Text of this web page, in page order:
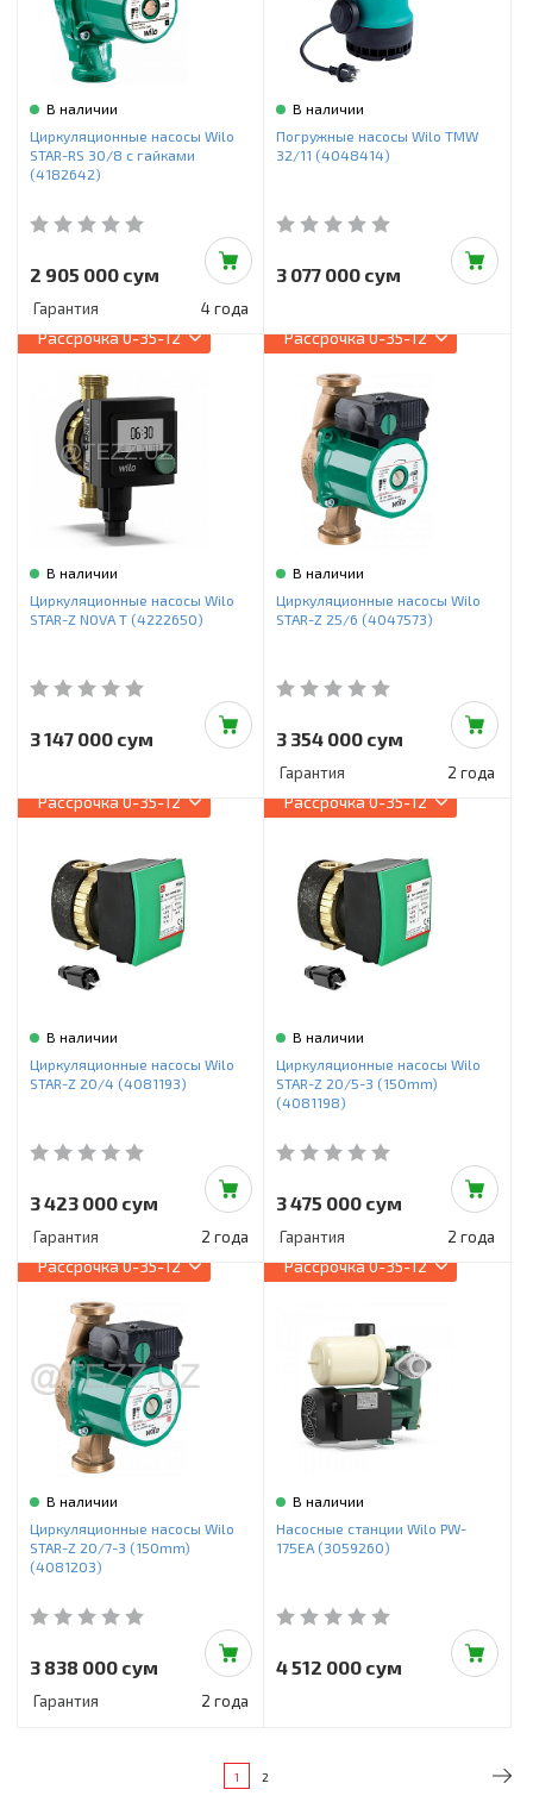
В наличии
Циркуляционные насосы Wilo
STAR-RS 30/8 с гайками
(4182642)
2 905 000 сум
Гарантия 4 года
В наличии
Погружные насосы Wilo TMW
32/11 (4048414)
3 077 000 сум
Рассрочка0-35-12
В наличии
Циркуляционные насосы Wilo
STAR-Z NOVA T (4222650)
3 147 000 сум
Рассрочка0-35-12
В наличии
Циркуляционные насосы Wilo
STAR-Z 25/6 (4047573)
3 354 000 сум
Гарантия 2 года
Рассрочка0-35-12
В наличии
Циркуляционные насосы Wilo
STAR-Z 20/4 (4081193)
3 423 000 сум
Гарантия 2 года
Рассрочка0-35-12
В наличии
Циркуляционные насосы Wilo
STAR-Z 20/5-3 (150mm)
(4081198)
3 475 000 сум
Гарантия 2 года
Рассрочка0-35-12
В наличии
Циркуляционные насосы Wilo
STAR-Z 20/7-3 (150mm)
(4081203)
3 838 000 сум
Гарантия 2 года
Рассрочка0-35-12
В наличии
Насосные станции Wilo PW-
175EA (3059260)
4 512 000 сум
1 2